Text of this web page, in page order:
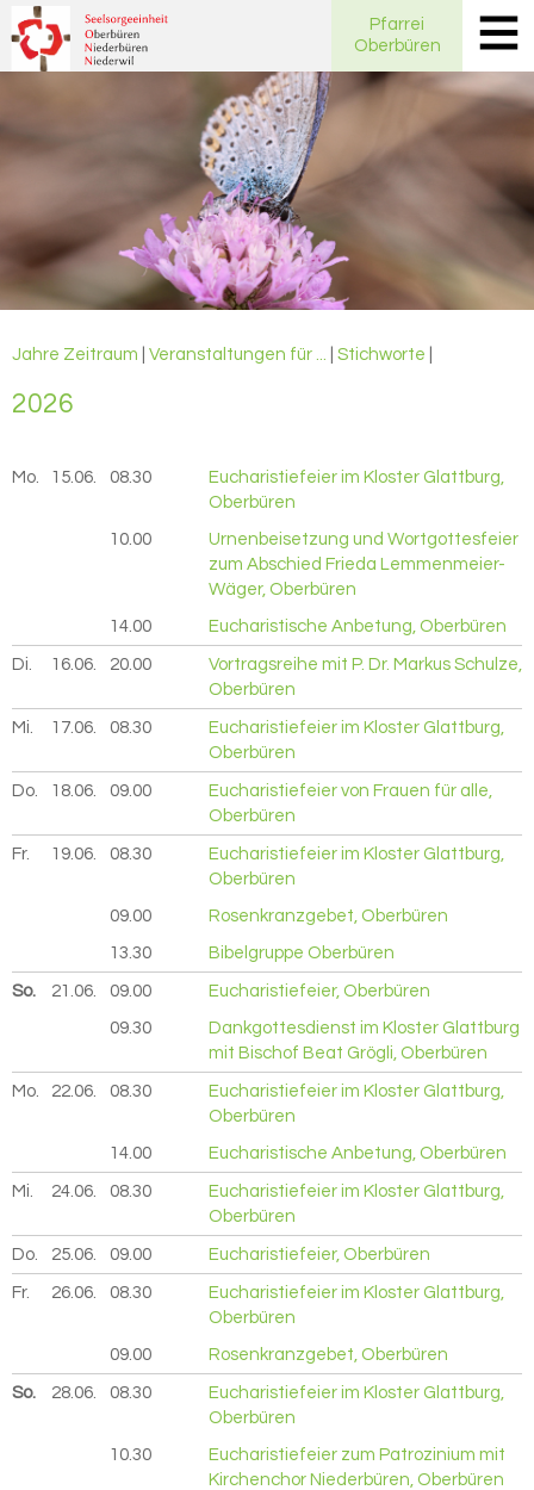
Pfarrei
Oberbüren
Jahre Zeitraum Veranstaltungen für ... Stichworte
2026
Mo. 15.06. 2026
08.30
Eucharistiefeier im Kloster Glattburg,
Oberbüren
10.00
Urnenbeisetzung und Wortgottesfeier
zum Abschied Frieda Lemmenmeier-
Wäger, Oberbüren
14.00 Eucharistische Anbetung, Oberbüren
Di. 16.06. 2026
20.00
Vortragsreihe mit P. Dr. Markus Schulze,
Oberbüren
Mi. 17.06. 2026
08.30
Eucharistiefeier im Kloster Glattburg,
Oberbüren
Do. 18.06. 2026
09.00
Eucharistiefeier von Frauen für alle,
Oberbüren
Fr. 19.06. 2026
08.30
Eucharistiefeier im Kloster Glattburg,
Oberbüren
09.00 Rosenkranzgebet, Oberbüren
13.30 Bibelgruppe Oberbüren
So. 21.06. 2026
09.00 Eucharistiefeier, Oberbüren
09.30
Dankgottesdienst im Kloster Glattburg
mit Bischof Beat Grögli, Oberbüren
Mo. 22.06. 2026
08.30
Eucharistiefeier im Kloster Glattburg,
Oberbüren
14.00 Eucharistische Anbetung, Oberbüren
Mi. 24.06. 2026
08.30
Eucharistiefeier im Kloster Glattburg,
Oberbüren
Do. 25.06. 2026
09.00 Eucharistiefeier, Oberbüren
Fr. 26.06. 2026
08.30
Eucharistiefeier im Kloster Glattburg,
Oberbüren
09.00 Rosenkranzgebet, Oberbüren
So. 28.06. 2026
08.30
Eucharistiefeier im Kloster Glattburg,
Oberbüren
10.30
Eucharistiefeier zum Patrozinium mit
Kirchenchor Niederbüren, Oberbüren